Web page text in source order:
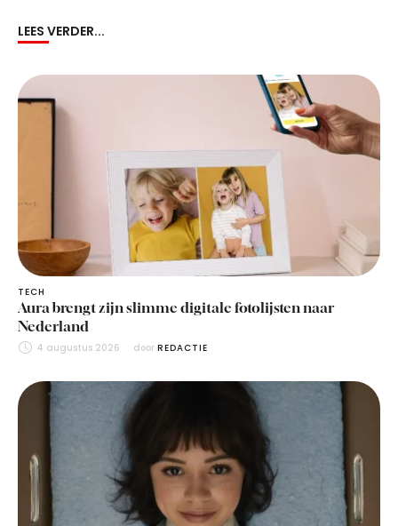
LEES VERDER...
TECH
Aura brengt zijn slimme digitale fotolijsten naar
Nederland
4 augustus 2026 door REDACTIE